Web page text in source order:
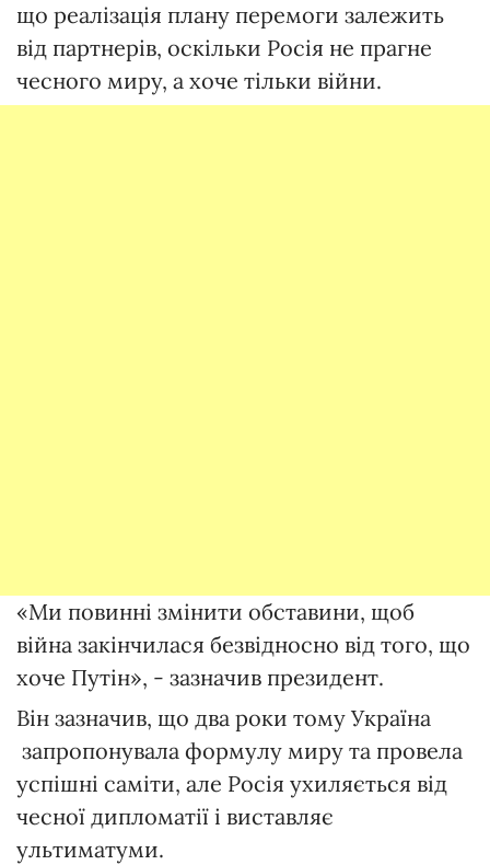
що реалізація плану перемоги залежить
від партнерів, оскільки Росія не прагне
чесного миру, а хоче тільки війни.
«Ми повинні змінити обставини, щоб
війна закінчилася безвідносно від того, що
хоче Путін», - зазначив президент.
Він зазначив, що два роки тому Україна
запропонувала формулу миру та провела
успішні саміти, але Росія ухиляється від
чесної дипломатії і виставляє
ультиматуми.